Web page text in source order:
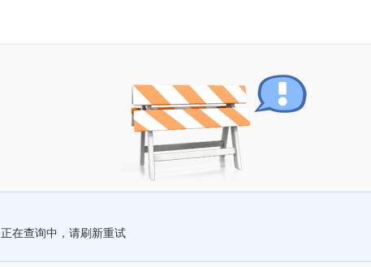
正在查询中，请刷新重试